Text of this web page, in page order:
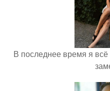
В последнее время я